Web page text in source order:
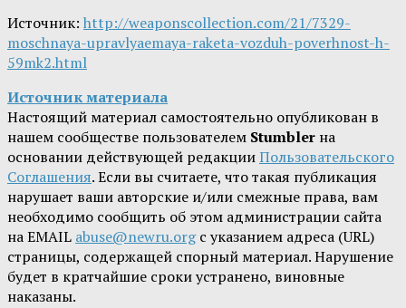
Источник: http://weaponscollection.com/21/7329-
moschnaya-upravlyaemaya-raketa-vozduh-poverhnost-h-
59mk2.html
Источник материала
Настоящий материал самостоятельно опубликован в
нашем сообществе пользователем Stumbler на
основании действующей редакцииПользовательского
Соглашения. Если вы считаете, что такая публикация
нарушает ваши авторские и/или смежные права, вам
необходимо сообщить об этом администрации сайта
на EMAIL abuse@newru.orgс указанием адреса (URL)
страницы, содержащей спорный материал. Нарушение
будет в кратчайшие сроки устранено, виновные
наказаны.